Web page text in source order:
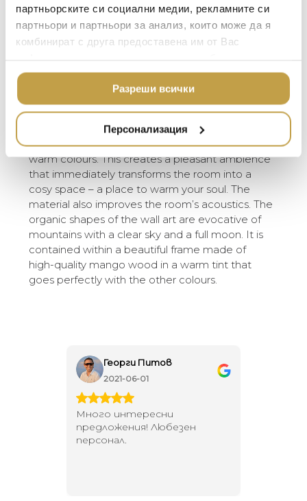
партньорските си социални медии, рекламните си
партньори и партньори за анализ, които може да я
комбинират с друга предоставена им от Вас
ползването от Ваша страна на услугите им.
Разреши всички
Персонализация
изкуство напомнят за планини с ясно небе
и пълна луна. Паното е поставено в
красива рамка, изработена от
останалите цветове.
With the Dutchbone Chandra, you immediately
bring more atmosphere into your home. This
wall decoration is made of felt in gorgeous
warm colours. This creates a pleasant ambience
that immediately transforms the room into a
cosy space – a place to warm your soul. The
material also improves the room’s acoustics. The
organic shapes of the wall art are evocative of
mountains with a clear sky and a full moon. It is
contained within a beautiful frame made of
high-quality mango wood in a warm tint that
goes perfectly with the other colours.
Георги Питов
2021-06-01
Много интересни
предложения! Любезен
персонал.
ИЗКУСТВО И КНИГИ
ВИСОК КЛАС
МЕБЕЛИ
ПОДАРЪЦИ
ASSOULINE
SELETTI
DOLCE & GABBANA
ETHNICRAFT
ZUIVER
DUTCHBONE